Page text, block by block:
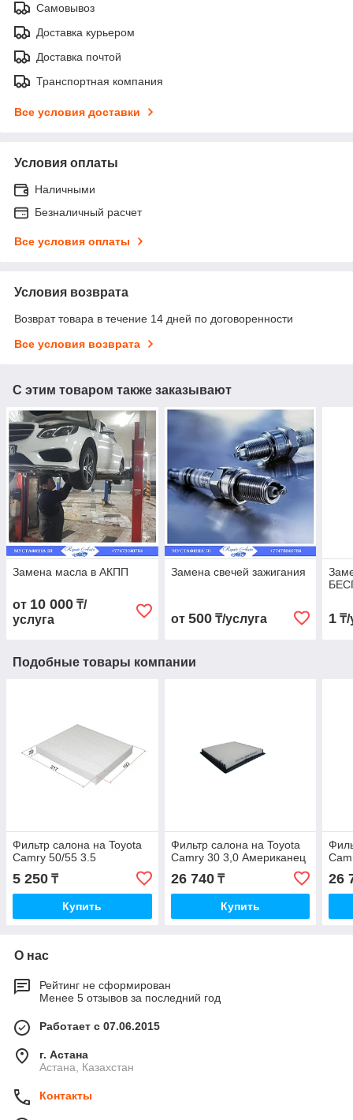
Самовывоз
Доставка курьером
Доставка почтой
Транспортная компания
Все условия доставки
Условия оплаты
Наличными
Безналичный расчет
Все условия оплаты
Условия возврата
Возврат товара в течение 14 дней по договоренности
Все условия возврата
С этим товаром также заказывают
Замена масла в АКПП
от 10 000 ₸/
услуга
Замена свечей зажигания
от 500₸/услуга 1 ₸/
Подобные товары компании
Фильтр салона на Toyota
Camry 50/55 3.5
5 250 ₸
Купить
Фильтр салона на Toyota
Camry 30 3,0 Американец
26 740₸
Купить
26
О нас
Рейтинг не сформирован
Менее 5 отзывов за последний год
Работает с 07.06.2015
г. Астана
Астана, Казахстан
Контакты